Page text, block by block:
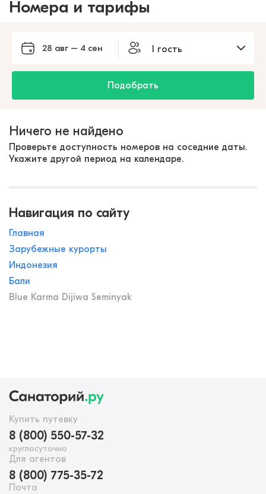
Номера и тарифы
28 авг – 4 сен 1 гость
Подобрать
Ничего не найдено
Проверьте доступность номеров на соседние даты.
Укажите другой период на календаре.
Навигация по сайту
Главная
Зарубежные курорты
Индонезия
Бали
Blue Karma Dijiwa Seminyak
Купить путевку
8 (800) 550-57-32
круглосуточно
Для агентов
8 (800) 775-35-72
Почта